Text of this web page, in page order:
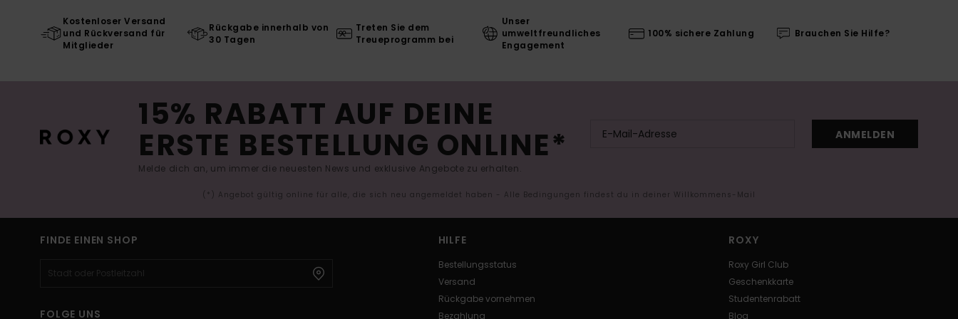
Kostenloser Versand
und Rückversand für
Mitglieder
Rückgabe innerhalb von
30 Tagen
Treten Sie dem
Treueprogramm bei
Unser
umweltfreundliches
Engagement
100% sichere Zahlung Brauchen Sie Hilfe?
15% RABATT AUF DEINE
ERSTE BESTELLUNG ONLINE*
Melde dich an, um immer die neuesten News und exklusive Angebote zu erhalten.
ANMELDEN
(*) Angebot gültig online für alle, die sich neu angemeldet haben - Alle Bedingungen findest du in deiner Willkommens-Mail
FINDE EINEN SHOP
FOLGE UNS
HILFE
Bestellungsstatus
Versand
Rückgabe vornehmen
Bezahlung
ROXY
Roxy Girl Club
Geschenkkarte
Studentenrabatt
Blog